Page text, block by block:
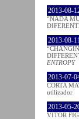
2013-08-
“NADA
2013-08-
ENTROPY
2013-07-
CORTA
utilizador
2013-05-
VÍTOR